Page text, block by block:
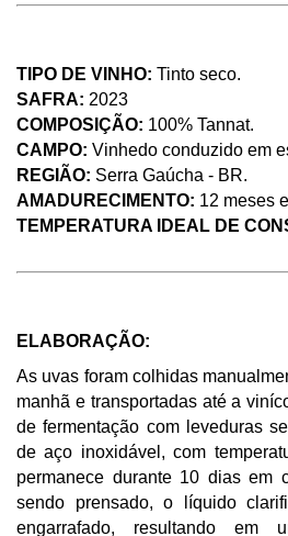
TIPO DE VINHO: Tinto seco.
SAFRA: 2023
COMPOSIÇÃO: 100% Tannat.
CAMPO: Vinhedo conduzido em
REGIÃO: Serra Gaúcha - BR.
AMADURECIMENTO: 12 meses
TEMPERATURA IDEAL DE
ELABORAÇÃO:
As uvas foram colhidas
manhã e transportadas até a
de fermentação com leveduras
de aço inoxidável, com
permanece durante 10 dias em
sendo prensado, o líquido
engarrafado, resultando em